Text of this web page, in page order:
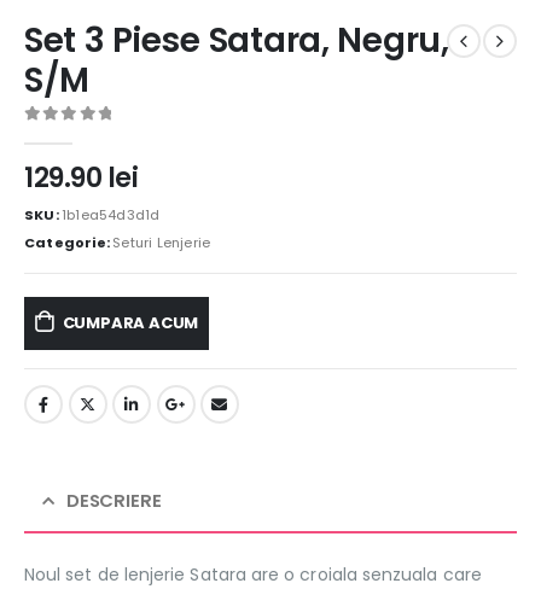
Set 3 Piese Satara, Negru,
S/M
129.90 lei
SKU:1b1ea54d3d1d
Categorie:Seturi Lenjerie
CUMPARA ACUM
DESCRIERE
Noul set de lenjerie Satara are o croiala senzuala care